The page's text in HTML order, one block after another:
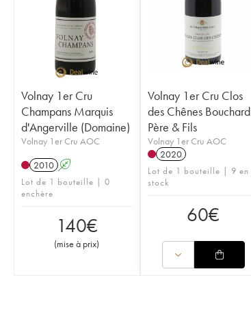
Volnay 1er Cru
Champans Marquis
d'Angerville (Domaine)
Volnay 1er Cru AOC
2010 A
Lot de 1 bouteille | 0
enchère
140€
(mise à prix)
Volnay 1er Cru Clos
des Chênes Bouchard
Père & Fils
Volnay 1er Cru AOC
2020
Lot de 1 bouteille | 9 en
stock
60€